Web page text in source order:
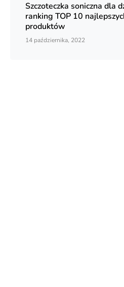
Szczoteczka soniczna dla
ranking TOP 10
produktów
14 października, 2022